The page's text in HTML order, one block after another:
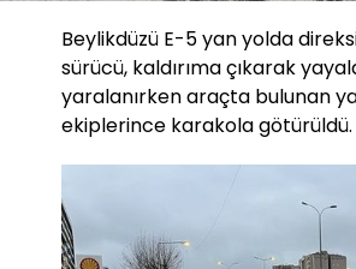
Beylikdüzü E-5 yan yolda
sürücü, kaldırıma çıkarak
yaralanırken araçta bulunan
ekiplerince karakola götürüldü.